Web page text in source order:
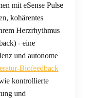
mit eSense Pulse
kohärentes
Herzrhythmus
- eine
und autonome
Biofeedback
kontrollierte
und